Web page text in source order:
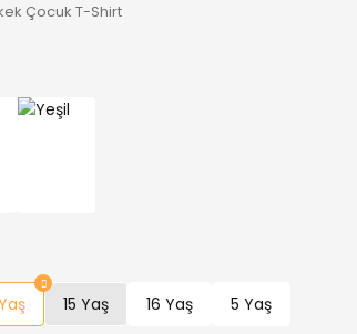
Çocuk T-Shirt
15 Yaş 16 Yaş
5 Yaş